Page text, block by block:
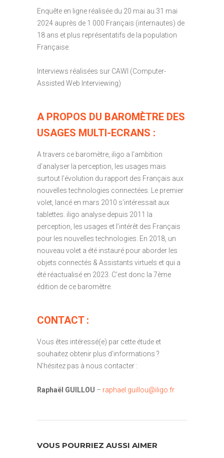
Enquête en ligne réalisée du 20 mai au 31 mai
2024 auprès de 1 000 Français (internautes) de
18 ans et plus représentatifs de la population
Française.
Interviews réalisées sur CAWI (Computer-
Assisted Web Interviewing)
A PROPOS DU BAROMÈTRE DES
USAGES MULTI-ECRANS :
A travers ce baromètre, iligo a l’ambition
d’analyser la perception, les usages mais
surtout l’évolution du rapport des Français aux
nouvelles technologies connectées. Le premier
volet, lancé en mars 2010 s’intéressait aux
tablettes. iligo analyse depuis 2011 la
perception, les usages et l’intérêt des Français
pour les nouvelles technologies. En 2018, un
nouveau volet a été instauré pour aborder les
objets connectés & Assistants virtuels et qui a
été réactualisé en 2023. C’est donc la 7ème
édition de ce baromètre.
CONTACT :
Vous êtes intéressé(e) par cette étude et
souhaitez obtenir plus d’informations ?
N’hésitez pas à nous contacter :
Raphaël GUILLOU – raphael.guillou@iligo.fr
VOUS POURRIEZ AUSSI AIMER